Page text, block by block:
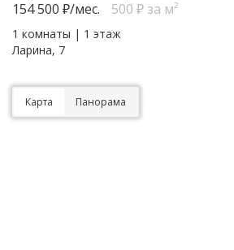
154 500 ₽/мес. 500 ₽ за м²
1 комнаты | 1 этаж
Ларина, 7
Карта Панорама